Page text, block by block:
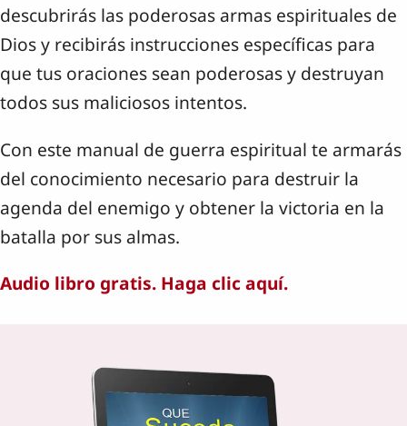
descubrirás las poderosas armas espirituales de
Dios y recibirás instrucciones específicas para
que tus oraciones sean poderosas y destruyan
todos sus maliciosos intentos.
Con este manual de guerra espiritual te armarás
del conocimiento necesario para destruir la
agenda del enemigo y obtener la victoria en la
batalla por sus almas.
Audio libro gratis. Haga clic aquí.